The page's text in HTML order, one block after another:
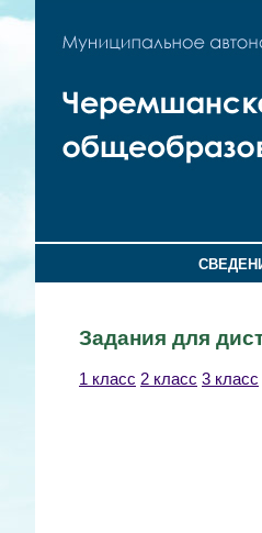
Задания для
1 класс 2 класс 3 класс